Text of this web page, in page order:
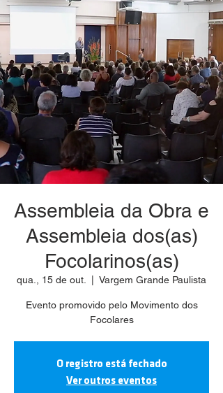
Assembleia da Obra e
Assembleia dos(as)
Focolarinos(as)
qua., 15 de out. Vargem Grande Paulista
Evento promovido pelo Movimento dos
Focolares
O registro está fechado
Ver outros eventos